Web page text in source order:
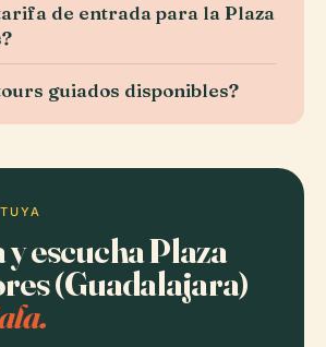
de entrada para la Plaza
guiados disponibles?
escucha Plaza
(Guadalajara)